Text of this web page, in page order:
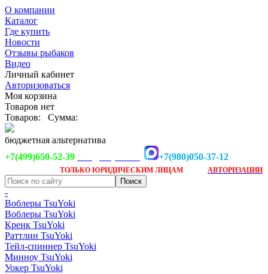
О компании
Каталог
Где купить
Новости
Отзывы рыбаков
Видео
Личный кабинет
Авторизоваться
Моя корзина
Товаров нет
Товаров:
Сумма:
бюджетная альтернатива
+7(499)650-52-39
+7(980)050-37-12
ТОЛЬКО ЮРИДИЧЕСКИМ ЛИЦАМ АВТОРИЗАЦИИ
-
Воблеры TsuYoki
Воблеры TsuYoki
Кренк TsuYoki
Раттлин TsuYoki
Тейл-спиннер TsuYoki
Минноу TsuYoki
Уокер TsuYoki